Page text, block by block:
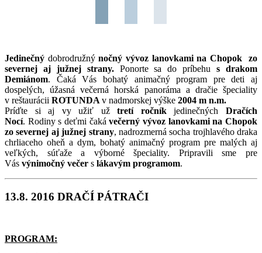
Jedinečný dobrodružnýnočný vývoz lanovkamina Chopok zo
severnej aj južnej strany.Ponorte sa do príbehus drakom
Demiánom. Čaká Vás bohatý animačný program pre deti aj
dospelých, úžasná večerná horská panoráma a dračie špeciality
v reštaurácii ROTUNDA v nadmorskej výške 2004 m n.m.
Príďte si aj vy užiť užtretí ročníkjedinečnýchDračích
Nocí. Rodiny s deťmi čakávečerný vývoz lanovkami na Chopok
zo severnej aj južnej strany, nadrozmerná socha trojhlavého draka
chrliaceho oheň a dym, bohatý animačný program pre malých aj
veľkých, súťaže a výborné špeciality. Pripravili sme pre
Vás výnimočný večer s lákavým programom.
13.8. 2016 DRAČÍ PÁTRAČI
PROGRAM: